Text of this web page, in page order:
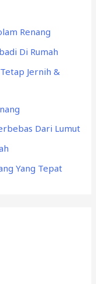
Renang
Di Rumah
Jernih &
Dari Lumut
Yang Tepat